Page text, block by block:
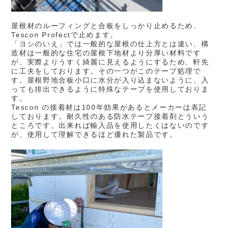
屋根材のルーフィングと合板をしっかり止めるため、
Tescon Profectで止めます。
「ヨシのいえ」では一般的な屋根の仕上方とは違い、構
造材は一般的な住宅の屋根下地材より分厚い材料です
が、実際よりうすく綺麗に見えるようにするため、軒先
に工夫をしております。その一つがこのテープ処理で
す。屋根野地合板小口に水分が入り込まないように、入
っても排出できるように特殊なテープを使用しておりま
す。
Tescon の接着材は100年効果があるとメーカーは表記
しております。耐久性のある防水テープ接着剤とういう
ところです。出来れば輸入品を使用したくはないのです
が、使用して理解できるほど優れた製品です。